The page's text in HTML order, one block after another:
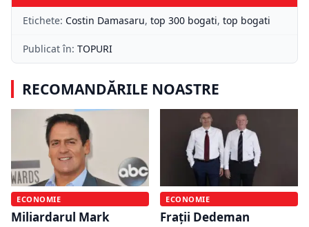
Etichete: Costin Damasaru, top 300 bogati, top bogati
Publicat în: TOPURI
RECOMANDĂRILE NOASTRE
ECONOMIE
Miliardarul Mark
ECONOMIE
Frații Dedeman